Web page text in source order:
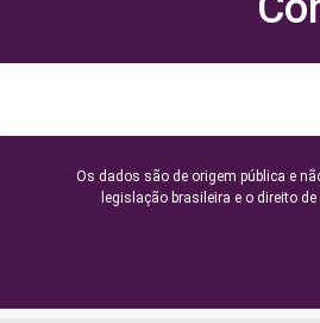
Os dados são de origem pública e
legislação brasileira e o direito